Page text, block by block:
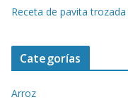
Receta de pavita
Categorías
Arroz